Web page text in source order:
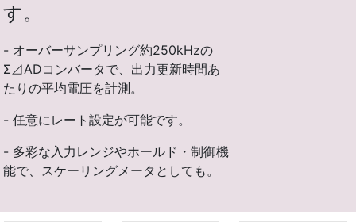
す。
- オーバーサンプリング約250kHzの
Σ⊿ADコンバータで、出力更新時間あ
たりの平均電圧を計測。
- 任意にレート設定が可能です。
- 多彩な入力レンジやホールド・制御機
能で、スケーリングメータとしても。